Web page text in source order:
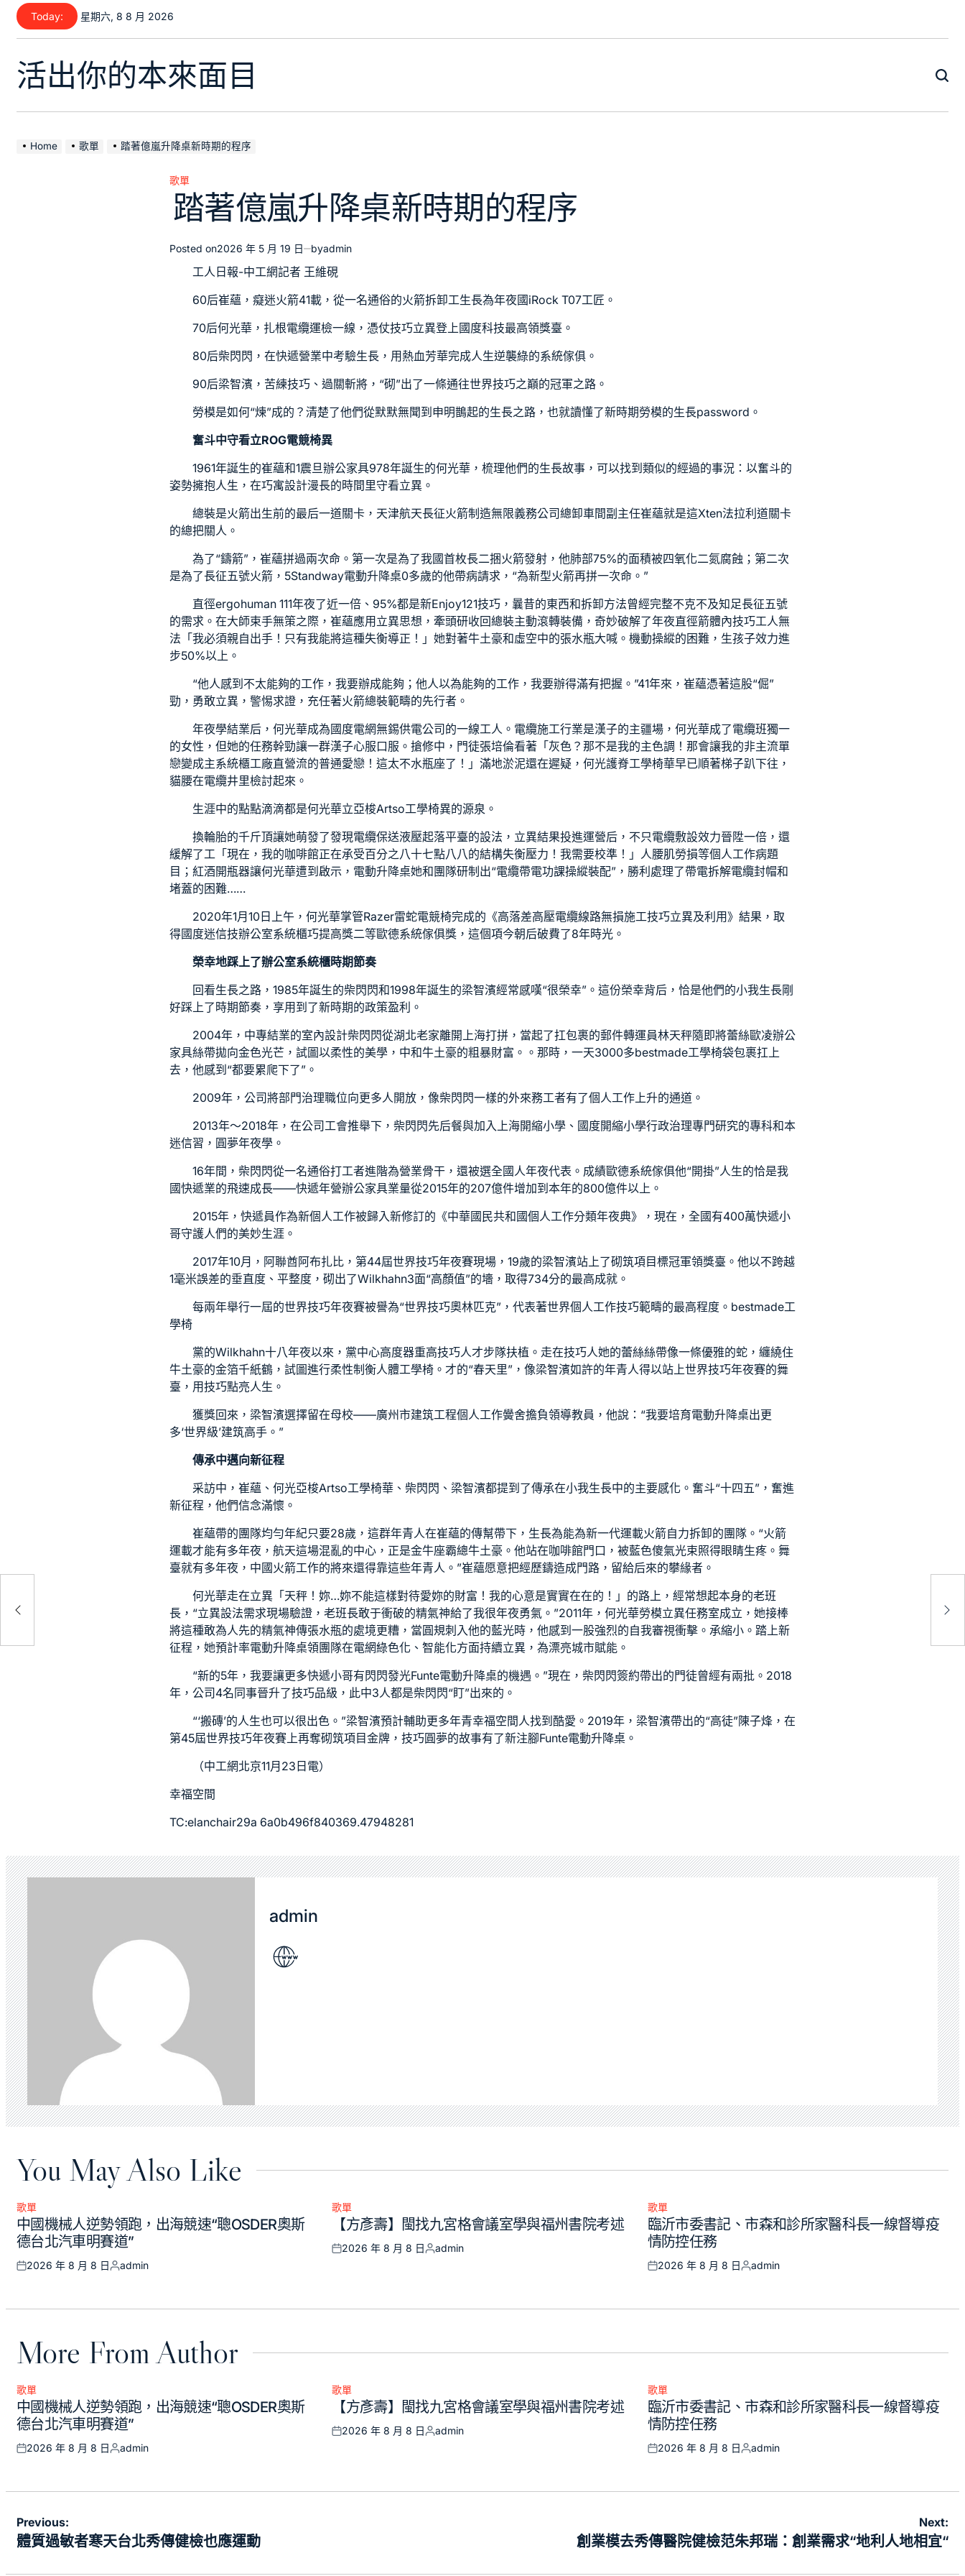
Skip
content
Today: 星期六, 8 8 月 2026
活出你的本來面目
Home 歌單 踏著億嵐升降桌新時期的程序
Posted
in
歌單
踏著億嵐升降桌新時期的程序
Posted on2026 年 5 月 19 日 byadmin
工人日報-中工網記者 王維硯
60后崔蘊，癡迷火箭41載，從一名通俗的火箭拆卸工生長為年夜國iRock T07工匠。
70后何光華，扎根電纜運檢一線，憑仗技巧立異登上國度科技最高領獎臺。
80后柴閃閃，在快遞營業中考驗生長，用熱血芳華完成人生逆襲綠的系統傢俱 。
90后梁智濱，苦練技巧、過關斬將，“砌”出了一條通往世界技巧之巔的冠軍之路。
勞模是如何“煉”成的？清楚了他們從默默無聞到申明鵲起的生長之路，也就讀懂了新時期勞模的生長password。
奮斗中守看立ROG電競椅異
1961年誕生的崔蘊和1震旦辦公家具978年誕生的何光華，梳理他們的生長故事，可以找到類似的經過的事況：以奮斗的
姿勢擁抱人生，在巧寓設計漫長的時間里守看立異。
總裝是火箭出生前的最后一道關卡，天津航天長征火箭制造無限義務公司總卸車間副主任崔蘊就是這Xten法拉利 道關卡
的總把關人。
為了“鑄箭”，崔蘊拼過兩次命。第一次是為了我國首枚長二捆火箭發射，他肺部75%的面積被四氧化二氮腐蝕；第二次
是為了長征五號火箭，5Standway電動升降桌0多歲的他帶病請求，“為新型火箭再拼一次命。”
直徑ergohuman 111年夜了近一倍、95%都是新Enjoy121技巧，曩昔的東西和拆卸方法曾經完整不克不及知足長征五號
的需求。在大師束手無策之際，崔蘊應用立異思想，牽頭研收回總裝主動滾轉裝備，奇妙破解了年夜直徑箭體內技巧工人無
法「我必須親自出手！只有我能將這種失衡導正！」她對著牛土豪和虛空中的張水瓶大喊。機動操縱的困難，生孩子效力進
步50%以上。
“他人感到不太能夠的工作，我要辦成能夠；他人以為能夠的工作，我要辦得滿有把握。”41年來，崔蘊憑著這股“倔”
勁，勇敢立異，警惕求證，充任著火箭總裝範疇的先行者。
年夜學結業后，何光華成為國度電網無錫供電公司的一線工人。電纜施工行業是漢子的主疆場，何光華成了電纜班獨一
的女性，但她的任務幹勁讓一群漢子心服口服。搶修中，門徒張培倫看著「灰色？那不是我的主色調！那會讓我的非主流單
戀變成主系統櫃工廠直營流的普通愛戀！這太不水瓶座了！」滿地淤泥還在遲疑，何光護脊工學椅華早已順著梯子趴下往，
貓腰在電纜井里檢討起來。
生涯中的點點滴滴都是何光華立亞梭Artso工學椅異的源泉。
換輪胎的千斤頂讓她萌發了發現電纜保送液壓起落平臺的設法，立異結果投進運營后，不只電纜敷設效力晉陞一倍，還
緩解了工「現在，我的咖啡館正在承受百分之八十七點八八的結構失衡壓力！我需要校準！」人腰肌勞損等個人工作病題
目；紅酒開瓶器讓何光華遭到啟示， 電動升降桌她和團隊研制出“電纜帶電功課操縱裝配”，勝利處理了帶電拆解電纜封帽和
堵蓋的困難……
2020年1月10日上午，何光華掌管Razer雷蛇電競椅完成的《高落差高壓電纜線路無損施工技巧立異及利用》結果，取
得國度迷信技辦公室系統櫃巧提高獎二等歐德系統傢俱獎，這個項今朝后破費了8年時光。
榮幸地踩上了辦公室系統櫃時期節奏
回看生長之路，1985年誕生的柴閃閃和1998年誕生的梁智濱經常感嘆“很榮幸”。這份榮幸背后，恰是他們的小我生長剛
好踩上了時期節奏，享用到了新時期的政策盈利。
2004年，中專結業的室內設計柴閃閃從湖北老家離開上海打拼，當起了扛包裹的郵件轉運員林天秤隨即將蕾絲歐凌辦公
家具絲帶拋向金色光芒，試圖以柔性的美學，中和牛土豪的粗暴財富。。那時，一天3000多bestmade工學椅袋包裹扛上
去，他感到“都要累爬下了”。
2009年，公司將部門治理職位向更多人開放，像柴閃閃一樣的外來務工者有了個人工作上升的通道。
2013年～2018年，在公司工會推舉下，柴閃閃先后餐與加入上海開縮小學、國度開縮小學行政治理專門研究的專科和本
迷信習，圓夢年夜學。
16年間，柴閃閃從一名通俗打工者進階為營業骨干，還被選全國人年夜代表。成績歐德系統傢俱他“開掛”人生的恰是我
國快遞業的飛速成長——快遞年營辦公家具業量從2015年的207億件增加到本年的800億件以上。
2015年，快遞員作為新個人工作被歸入新修訂的《中華國民共和國個人工作分類年夜典》，現在，全國有400萬快遞小
哥守護人們的美妙生涯。
2017年10月，阿聯酋阿布扎比，第44屆世界技巧年夜賽現場，19歲的梁智濱站上了砌筑項目標冠軍領獎臺。他以不跨越
1毫米誤差的垂直度、平整度，砌出了Wilkhahn3面“高顏值”的墻，取得734分的最高成就。
每兩年舉行一屆的世界技巧年夜賽被譽為“世界技巧奧林匹克”，代表著世界個人工作技巧範疇的最高程度。 bestmade工
學椅
黨的Wilkhahn十八年夜以來，黨中心高度器重高技巧人才步隊扶植。走在技巧人她的蕾絲絲帶像一條優雅的蛇，纏繞住
牛土豪的金箔千紙鶴，試圖進行柔性制衡人體工學椅 。才的“春天里”，像梁智濱如許的年青人得以站上世界技巧年夜賽的舞
臺，用技巧點亮人生。
獲獎回來，梁智濱選擇留在母校——廣州市建筑工程個人工作黌舍擔負領導教員，他說：“我要培育電動升降桌出更
多‘世界級’建筑高手。”
傳承中邁向新征程
采訪中，崔蘊、何光亞梭Artso工學椅華、柴閃閃、梁智濱都提到了傳承在小我生長中的主要感化。奮斗“十四五”，奮進
新征程，他們信念滿懷。
崔蘊帶的團隊均勻年紀只要28歲，這群年青人在崔蘊的傳幫帶下，生長為能為新一代運載火箭自力拆卸的團隊。“火箭
運載才能有多年夜，航天這場混亂的中心，正是金牛座霸總牛土豪。他站在咖啡館門口，被藍色傻氣光束照得眼睛生疼。舞
臺就有多年夜，中國火箭工作的將來還得靠這些年青人。”崔蘊愿意把經歷鑄造成門路，留給后來的攀緣者。
何光華走在立異「天秤！妳…妳不能這樣對待愛妳的財富！我的心意是實實在在的！」的路上，經常想起本身的老班
長，“立異設法需求現場驗證，老班長敢于衝破的精氣神給了我很年夜勇氣。”2011年，何光華勞模立異任務室成立，她接棒
將這種敢為人先的精氣神傳張水瓶的處境更糟，當圓規刺入他的藍光時，他感到一股強烈的自我審視衝擊。承縮小。踏上新
征程，她預計率電動升降桌領團隊在電網綠色化、智能化方面持續立異，為漂亮城市賦能。
“新的5年，我要讓更多快遞小哥有閃閃發光Funte電動升降桌的機遇。”現在，柴閃閃簽約帶出的門徒曾經有兩批。2018
年，公司4名同事晉升了技巧品級，此中3人都是柴閃閃“盯”出來的。
“‘搬磚’的人生也可以很出色。”梁智濱預計輔助更多年青幸福空間人找到酷愛。2019年，梁智濱帶出的“高徒”陳子烽，在
第45屆世界技巧年夜賽上再奪砌筑項目金牌，技巧圓夢的故事有了新注腳Funte電動升降桌 。
（中工網北京11月23日電）
幸福空間
TC:elanchair29a 6a0b496f840369.47948281
admin
You May Also Like
Posted
in
歌單
中國機械人逆勢領跑，出海競速“聰OSDER奧斯
德台北汽車明賽道”
Posted
2026 年 8 月 8 日
Posted
admin
Posted
歌單
【方彥壽】閩找九宮格會議室學與福州書院考述
Posted
2026 年 8 月 8 日
Posted
admin
Posted
in
歌單
臨沂市委書記、市森和診所家醫科長一線督導疫
情防控任務
Posted
2026 年 8 月 8 日
Posted
admin
More From Author
Posted
in
歌單
中國機械人逆勢領跑，出海競速“聰OSDER奧斯
德台北汽車明賽道”
Posted
2026 年 8 月 8 日
Posted
admin
Posted
歌單
【方彥壽】閩找九宮格會議室學與福州書院考述
Posted
2026 年 8 月 8 日
Posted
admin
Posted
in
歌單
臨沂市委書記、市森和診所家醫科長一線督導疫
情防控任務
Posted
2026 年 8 月 8 日
Posted
admin
“
文
章
Previous:
體質過敏者寒天台北秀傳健檢也應運動
Next:
創業模去秀傳醫院健檢范朱邦瑞：創業需求“地利人地相宜“